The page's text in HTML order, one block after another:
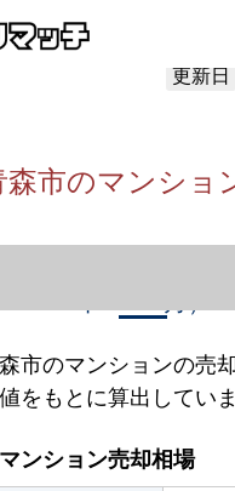
更新日
市のマンショ
市のマンション売
市のマンションの売
をもとに算出していま
ンション売却相場